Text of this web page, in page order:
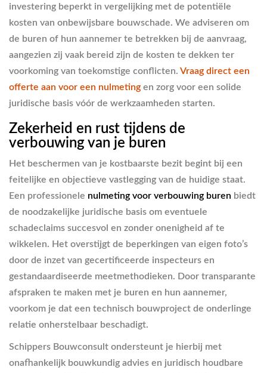
investering beperkt in vergelijking met de potentiële
kosten van onbewijsbare bouwschade. We adviseren om
de buren of hun aannemer te betrekken bij de aanvraag,
aangezien zij vaak bereid zijn de kosten te dekken ter
voorkoming van toekomstige conflicten. Vraag direct een
offerte aan voor een nulmeting en zorg voor een solide
juridische basis vóór de werkzaamheden starten.
Zekerheid en rust tijdens de
verbouwing van je buren
Het beschermen van je kostbaarste bezit begint bij een
feitelijke en objectieve vastlegging van de huidige staat.
Een professionele nulmeting voor verbouwing buren biedt
de noodzakelijke juridische basis om eventuele
schadeclaims succesvol en zonder onenigheid af te
wikkelen. Het overstijgt de beperkingen van eigen foto’s
door de inzet van gecertificeerde inspecteurs en
gestandaardiseerde meetmethodieken. Door transparante
afspraken te maken met je buren en hun aannemer,
voorkom je dat een technisch bouwproject de onderlinge
relatie onherstelbaar beschadigt.
Schippers Bouwconsult ondersteunt je hierbij met
onafhankelijk bouwkundig advies en juridisch houdbare